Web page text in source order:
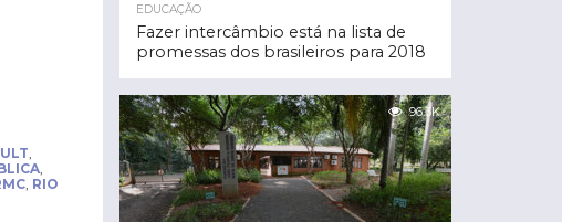
,
, RIO
EDUCAÇÃO
Fazer intercâmbio está na lista de
promessas dos brasileiros para 2018
96.3K